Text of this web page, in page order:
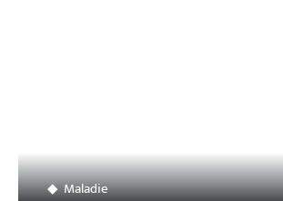
Maladie